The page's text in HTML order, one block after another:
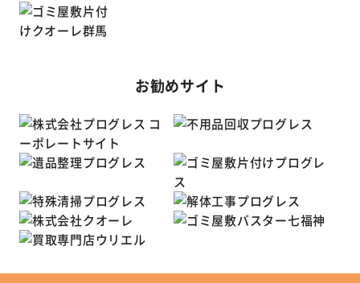
お勧めサイト